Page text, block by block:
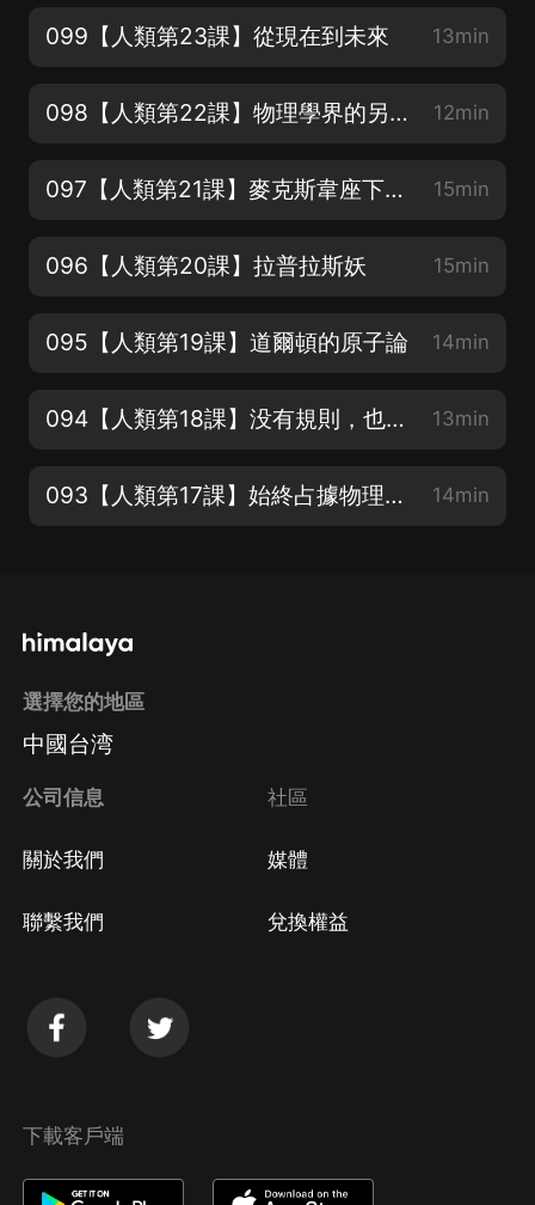
麥克斯韋是蘇格蘭人。他既是物理學家，...
099【人類第23課】從現在到未來 13min
098【人類第22課】物理學界的另外兩大神獸 12min
097【人類第21課】麥克斯韋座下也有一只神獸 15min
096【人類第20課】拉普拉斯妖 15min
095【人類第19課】道爾頓的原子論 14min
094【人類第18課】没有規則，也成方圓：布朗運動 13min
093【人類第17課】始終占據物理神壇的預言大牛：愛因斯坦 14min
選擇您的地區
中國台湾
公司信息
關於我們
聯繫我們
社區
媒體
兌換權益
下載客戶端